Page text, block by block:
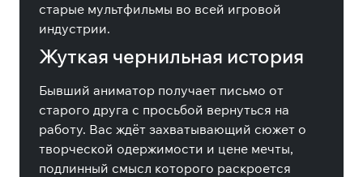
старые мультфильмы во всей игровой
индустрии.
Жуткая чернильная история
Бывший аниматор получает письмо от
старого друга с просьбой вернуться на
работу. Вас ждёт захватывающий сюжет о
творческой одержимости и цене мечты,
подлинный смысл которого раскроется